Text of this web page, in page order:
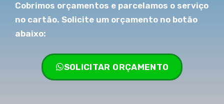
Cobrimos orçamentos e parcelamos o serviço
no cartão. Solicite um orçamento no botão
abaixo:
SOLICITAR ORÇAMENTO